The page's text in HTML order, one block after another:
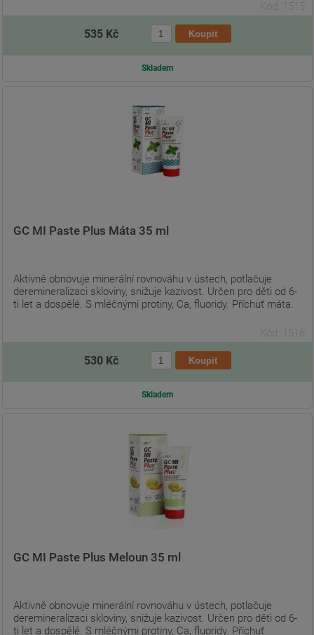
Kód: 1515
535 Kč
Skladem
GC MI Paste Plus Máta 35 ml
Aktivně obnovuje minerální rovnováhu v ústech, potlačuje
deremineralizaci skloviny, snižuje kazivost. Určen pro děti od 6-
ti let a dospělé. S mléčnými protiny, Ca, fluoridy. Příchuť máta.
Kód: 1516
530 Kč
Skladem
GC MI Paste Plus Meloun 35 ml
Aktivně obnovuje minerální rovnováhu v ústech, potlačuje
deremineralizaci skloviny, snižuje kazivost. Určen pro děti od 6-
ti let a dospělé. S mléčnými protiny, Ca, fluoridy. Příchuť